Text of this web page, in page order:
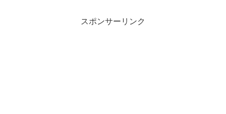
スポンサーリンク